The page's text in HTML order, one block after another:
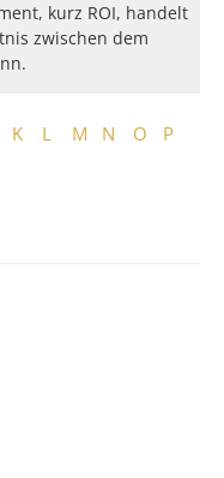
K L M N O
P
kurz ROI, handelt
zwischen dem